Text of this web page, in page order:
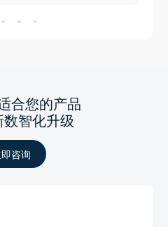
合您的产品
数智化升级
咨询